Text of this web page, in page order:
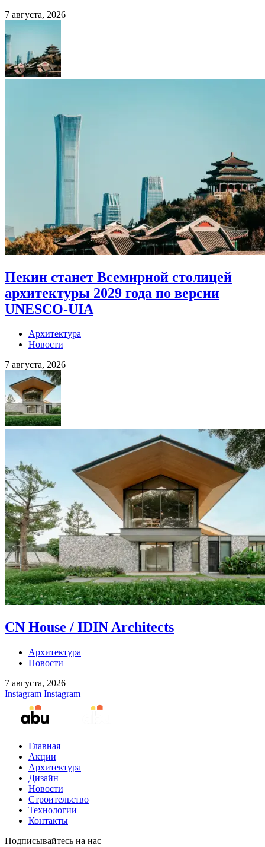
7 августа, 2026
Пекин станет Всемирной столицей
архитектуры 2029 года по версии
UNESCO-UIA
Архитектура
Новости
7 августа, 2026
CN House / IDIN Architects
Архитектура
Новости
7 августа, 2026
Instagram Instagram
Главная
Акции
Архитектура
Дизайн
Новости
Строительство
Технологии
Контакты
Подписывайтесь на нас